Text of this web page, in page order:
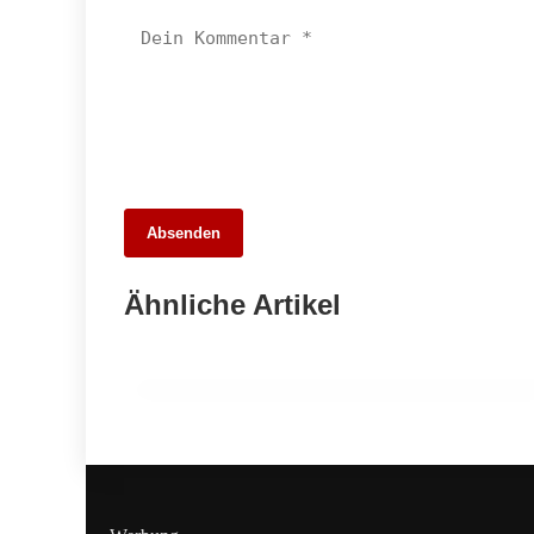
Absenden
Ähnliche Artikel
Die 10 besten Webdesigner und
Agenturen in Stuttgart – Unsere Stadt